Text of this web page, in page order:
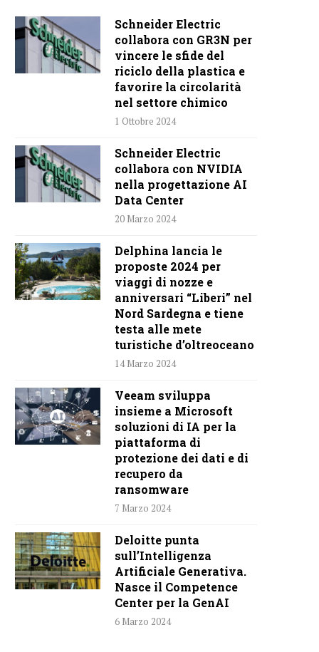
Schneider Electric
collabora con GR3N per
vincere le sfide del
riciclo della plastica e
favorire la circolarità
nel settore chimico
1 Ottobre 2024
Schneider Electric
collabora con NVIDIA
nella progettazione AI
Data Center
20 Marzo 2024
Delphina lancia le
proposte 2024 per
viaggi di nozze e
anniversari “Liberi” nel
Nord Sardegna e tiene
testa alle mete
turistiche d’oltreoceano
14 Marzo 2024
Veeam sviluppa
insieme a Microsoft
soluzioni di IA per la
piattaforma di
protezione dei dati e di
recupero da
ransomware
7 Marzo 2024
Deloitte punta
sull’Intelligenza
Artificiale Generativa.
Nasce il Competence
Center per la GenAI
6 Marzo 2024